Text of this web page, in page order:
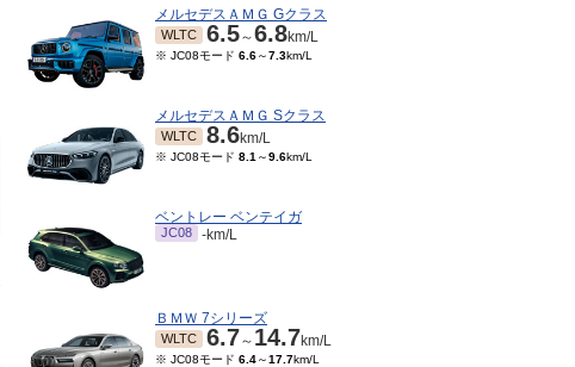
メルセデスＡＭＧ Gクラス
WLTC 6.5～6.8km/L
※ JC08モード 6.6～7.3km/L
メルセデスＡＭＧ Sクラス
WLTC 8.6km/L
※ JC08モード 8.1 ～9.6km/L
ベントレー ベンテイガ
JC08 -km/L
ＢＭＷ 7シリーズ
WLTC 6.7～ 14.7km/L
※ JC08モード 6.4～17.7km/L